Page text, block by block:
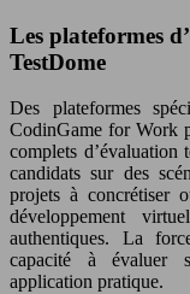
Les plateformes
TestDome
Des plateformes
CodinGame for Work
complets d’évaluation
candidats sur des
projets à concrétiser
développement
authentiques. La
capacité à évaluer
application pratique.